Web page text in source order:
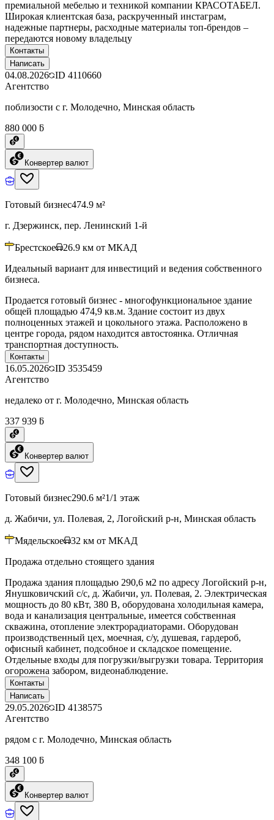
премиальной мебелью и техникой компании КРАСОТАБЕЛ.
Широкая клиентская база, раскрученный инстаграм,
надежные партнеры, расходные материалы топ-брендов –
передаются новому владельцу
Контакты
Написать
04.08.2026 ID 4110660
Агентство
поблизости с г. Молодечно, Минская область
880 000 ƃ
Конвертер валют
Готовый бизнес474.9 м²
г. Дзержинск, пер. Ленинский 1-й
Брестское 26.9 км от МКАД
Идеальный вариант для инвестиций и ведения собственного
бизнеса.
Продается готовый бизнес - многофункциональное здание
общей площадью 474,9 кв.м. Здание состоит из двух
полноценных этажей и цокольного этажа. Расположено в
центре города, рядом находится автостоянка. Отличная
транспортная доступность.
Контакты
16.05.2026 ID 3535459
Агентство
недалеко от г. Молодечно, Минская область
337 939 ƃ
Конвертер валют
Готовый бизнес290.6 м²1/1 этаж
д. Жабичи, ул. Полевая, 2, Логойский р-н, Минская область
Мядельское 32 км от МКАД
Продажа отдельно стоящего здания
Продажа здания площадью 290,6 м2 по адресу Логойский р-н,
Янушковичский с/с, д. Жабичи, ул. Полевая, 2. Электрическая
мощность до 80 кВт, 380 В, оборудована холодильная камера,
вода и канализация центральные, имеется собственная
скважина, отопление электрорадиаторами. Оборудован
производственный цех, моечная, с/у, душевая, гардероб,
офисный кабинет, подсобное и складское помещение.
Отдельные входы для погрузки/выгрузки товара. Территория
огорожена забором, видеонаблюдение.
Контакты
Написать
29.05.2026 ID 4138575
Агентство
рядом с г. Молодечно, Минская область
348 100 ƃ
Конвертер валют